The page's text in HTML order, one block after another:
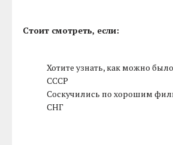
Стоит смотреть, если:
Хотите узнать, как можно
СССР
Соскучились по хорошим
СНГ